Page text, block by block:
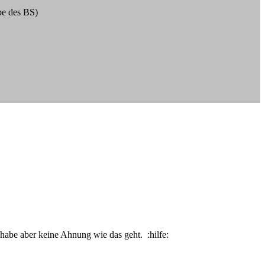
des BS)
aber keine Ahnung wie das geht. :hilfe: